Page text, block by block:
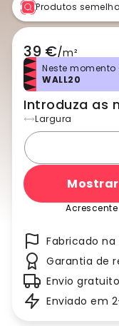
Produtos
39 €/m²
Neste momento
WALL20
Introduza as
Largura
Fabricado na
Garantia de
Envio gratuito
Enviado em